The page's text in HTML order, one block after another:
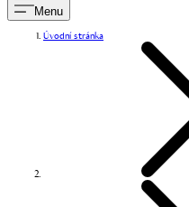
Menu
Úvodní stránka